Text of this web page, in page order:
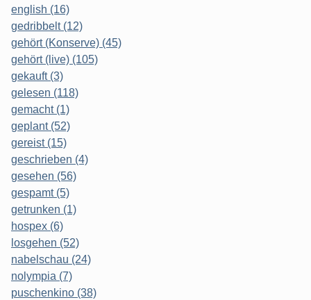
english (16)
gedribbelt (12)
gehört (Konserve) (45)
gehört (live) (105)
gekauft (3)
gelesen (118)
gemacht (1)
geplant (52)
gereist (15)
geschrieben (4)
gesehen (56)
gespamt (5)
getrunken (1)
hospex (6)
losgehen (52)
nabelschau (24)
nolympia (7)
puschenkino (38)